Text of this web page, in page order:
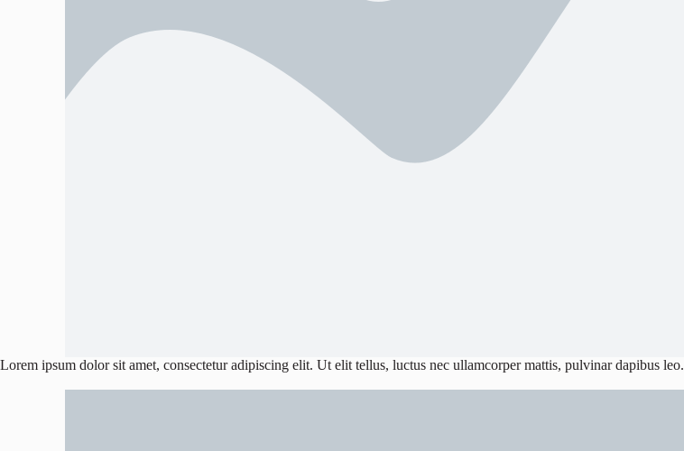
Lorem ipsum dolor sit amet, consectetur adipiscing elit. Ut elit tellus, luctus nec ullamcorper mattis, pulvinar dapibus leo.